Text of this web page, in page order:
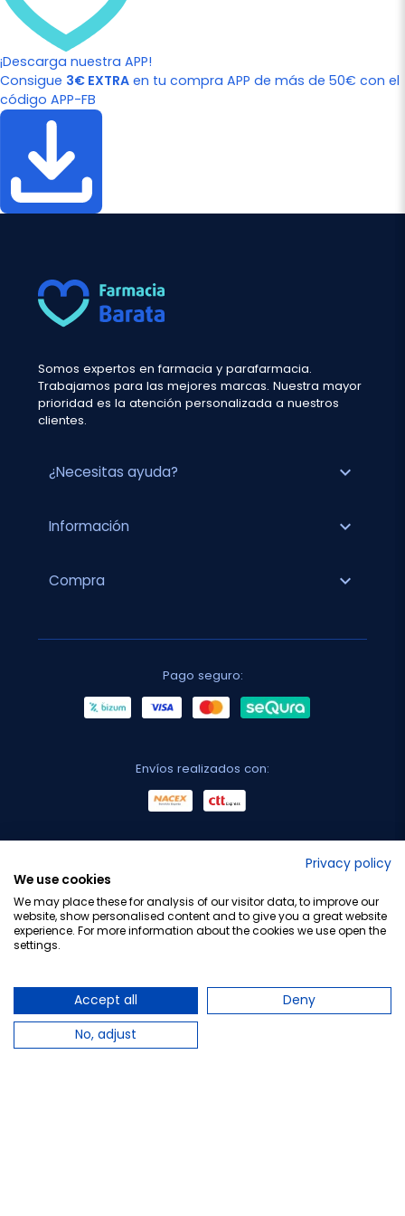
¡Descarga nuestra APP!
Consigue 3€ EXTRA en tu compra APP de más de 50€ con el
código APP-FB
Somos expertos en farmacia y parafarmacia.
Trabajamos para las mejores marcas. Nuestra mayor
prioridad es la atención personalizada a nuestros
clientes.
¿Necesitas ayuda? expand_more
Información expand_more
Compra expand_more
Pago seguro:
Envíos realizados con:
Privacy policy
We use cookies
We may place these for analysis of our visitor data, to improve our
website, show personalised content and to give you a great website
experience. For more information about the cookies we use open the
settings.
Accept all
Deny
No, adjust